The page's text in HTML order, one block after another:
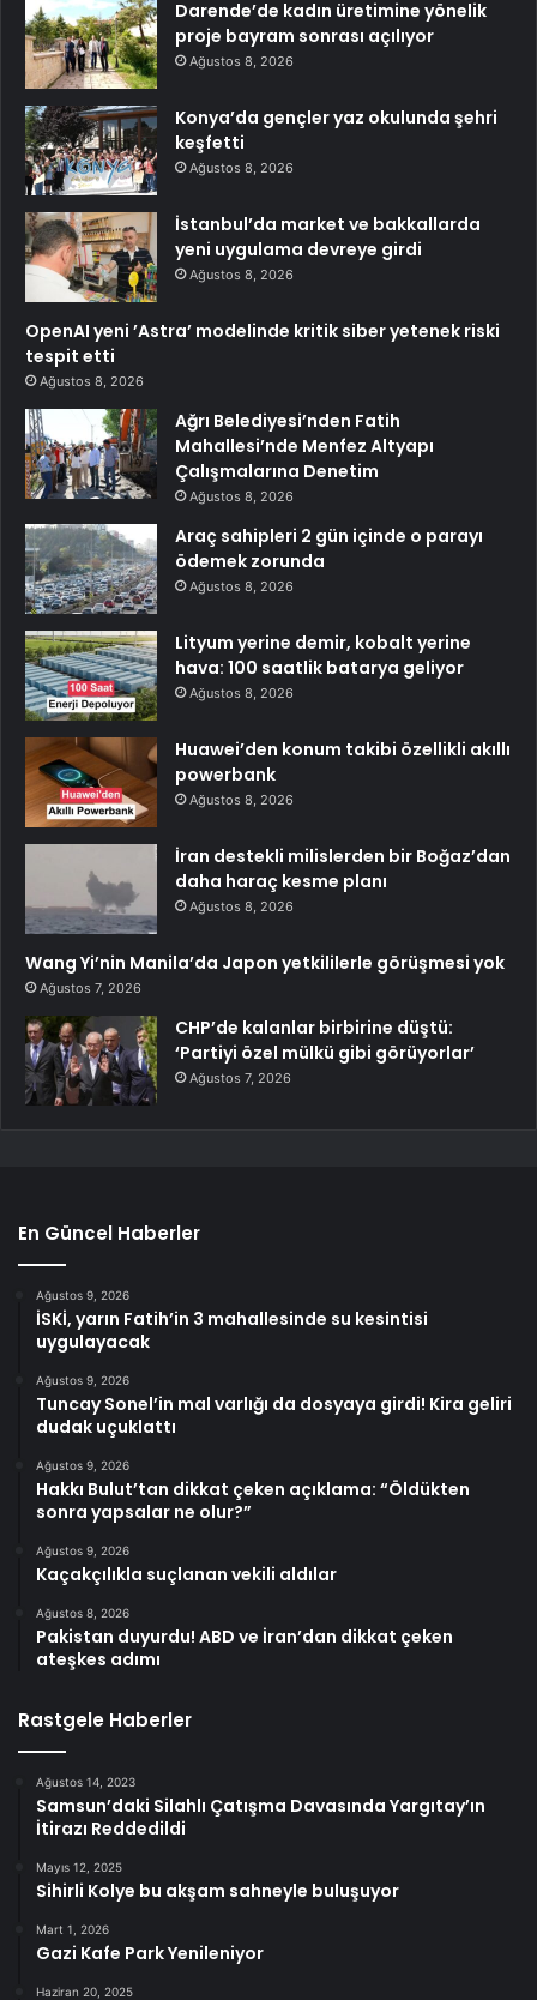
Darende’de kadın üretimine yönelik
proje bayram sonrası açılıyor
Ağustos 8, 2026
Konya’da gençler yaz okulunda şehri
keşfetti
Ağustos 8, 2026
İstanbul’da market ve bakkallarda
yeni uygulama devreye girdi
Ağustos 8, 2026
OpenAI yeni ’Astra’ modelinde kritik siber yetenek riski
tespit etti
Ağustos 8, 2026
Ağrı Belediyesi’nden Fatih
Mahallesi’nde Menfez Altyapı
Çalışmalarına Denetim
Ağustos 8, 2026
Araç sahipleri 2 gün içinde o parayı
ödemek zorunda
Ağustos 8, 2026
Lityum yerine demir, kobalt yerine
hava: 100 saatlik batarya geliyor
Ağustos 8, 2026
Huawei’den konum takibi özellikli akıllı
powerbank
Ağustos 8, 2026
İran destekli milislerden bir Boğaz’dan
daha haraç kesme planı
Ağustos 8, 2026
Wang Yi’nin Manila’da Japon yetkililerle görüşmesi yok
Ağustos 7, 2026
CHP’de kalanlar birbirine düştü:
‘Partiyi özel mülkü gibi görüyorlar’
Ağustos 7, 2026
En Güncel Haberler
Ağustos 9, 2026
İSKİ, yarın Fatih’in 3 mahallesinde su kesintisi
uygulayacak
Ağustos 9, 2026
Tuncay Sonel’in mal varlığı da dosyaya girdi! Kira geliri
dudak uçuklattı
Ağustos 9, 2026
Hakkı Bulut’tan dikkat çeken açıklama: “Öldükten
sonra yapsalar ne olur?”
Ağustos 9, 2026
Kaçakçılıkla suçlanan vekili aldılar
Ağustos 8, 2026
Pakistan duyurdu! ABD ve İran’dan dikkat çeken
ateşkes adımı
Rastgele Haberler
Ağustos 14, 2023
Samsun’daki Silahlı Çatışma Davasında Yargıtay’ın
İtirazı Reddedildi
Mayıs 12, 2025
Sihirli Kolye bu akşam sahneyle buluşuyor
Mart 1, 2026
Gazi Kafe Park Yenileniyor
Haziran 20, 2025